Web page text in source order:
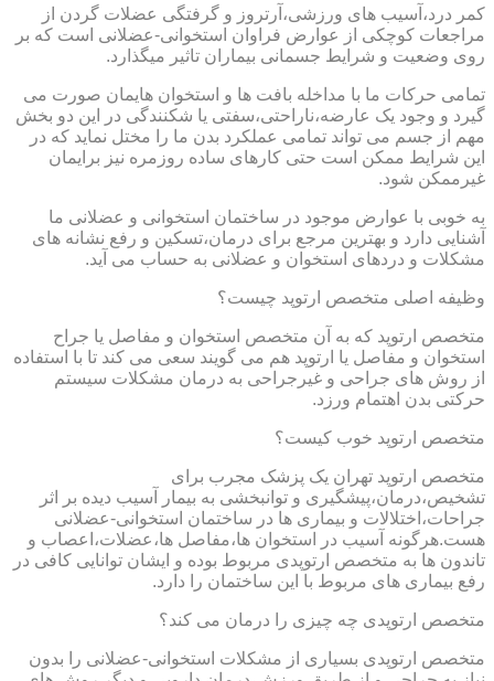
کمر درد،آسیب های ورزشی،آرتروز و گرفتگی عضلات گردن از
مراجعات کوچکی از عوارض فراوان استخوانی-عضلانی است که بر
روی وضعیت و شرایط جسمانی بیماران تاثیر میگذارد.
تمامی حرکات ما با مداخله بافت ها و استخوان هایمان صورت می
گیرد و وجود یک عارضه،ناراحتی،سفتی یا شکنندگی در این دو بخش
مهم از جسم می تواند تمامی عملکرد بدن ما را مختل نماید که در
این شرایط ممکن است حتی کارهای ساده روزمره نیز برایمان
غیرممکن شود.
به خوبی با عوارض موجود در ساختمان استخوانی و عضلانی ما
آشنایی دارد و بهترین مرجع برای درمان،تسکین و رفع نشانه های
مشکلات و دردهای استخوان و عضلانی به حساب می آید.
وظیفه اصلی متخصص ارتوپد چیست؟
متخصص ارتوپد که به آن متخصص استخوان و مفاصل یا جراح
استخوان و مفاصل یا ارتوپد هم می گویند سعی می کند تا با استفاده
از روش های جراحی و غیرجراحی به درمان مشکلات سیستم
حرکتی بدن اهتمام ورزد.
متخصص ارتوپد خوب کیست؟
متخصص ارتوپد تهران یک پزشک مجرب برای
تشخیص،درمان،پیشگیری و توانبخشی به بیمار آسیب دیده بر اثر
جراحات،اختلالات و بیماری ها در ساختمان استخوانی-عضلانی
هست.هرگونه آسیب در استخوان ها،مفاصل ها،عضلات،اعصاب و
تاندون ها به متخصص ارتوپدی مربوط بوده و ایشان توانایی کافی در
رفع بیماری های مربوط با این ساختمان را دارد.
متخصص ارتوپدی چه چیزی را درمان می کند؟
متخصص ارتوپدی بسیاری از مشکلات استخوانی-عضلانی را بدون